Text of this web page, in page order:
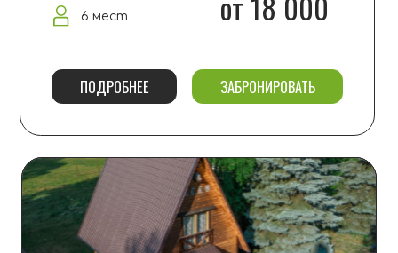
от 20 000
6+1 мест
80 м2
ХАТА